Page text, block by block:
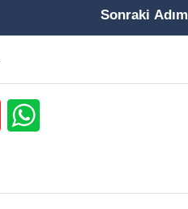
Sonraki Adım